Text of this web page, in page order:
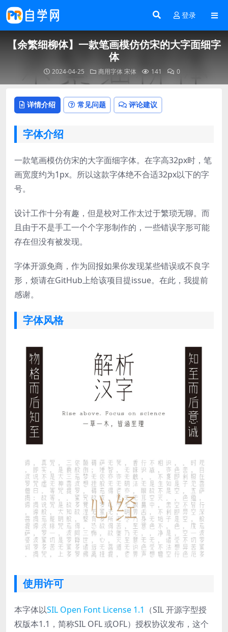
登录
【余繁细柳体】一款笔画模仿仿宋的大字面细字
体
2024-04-25 商用字体宋体 141 0
详情介绍 常见问题 评论建议
字体介绍
一款笔画模仿仿宋的大字面细字体。在字高32px时，笔
画宽度约为1px。所以这款字体绝不合适32px以下的字
号。
设计工作十分有趣，但是校对工作太过于繁琐无聊。而
且由于不是手工一个个字形制作的，一些错误字形可能
存在但没有被发现。
字体开源免商，作为回报如果你发现某些错误或不良字
形，烦请在GitHub上给该项目提issue。在此，我提前
感谢。
字体风格
使用许可
本字体以SIL Open Font License 1.1 （SIL 开源字型授
权版本1.1，简称SIL OFL 或OFL）授权协议发布，这个